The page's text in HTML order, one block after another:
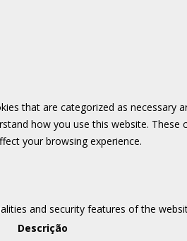
that are categorized as necessary
how you use this website.
your browsing experience.
and security features of the
Descrição